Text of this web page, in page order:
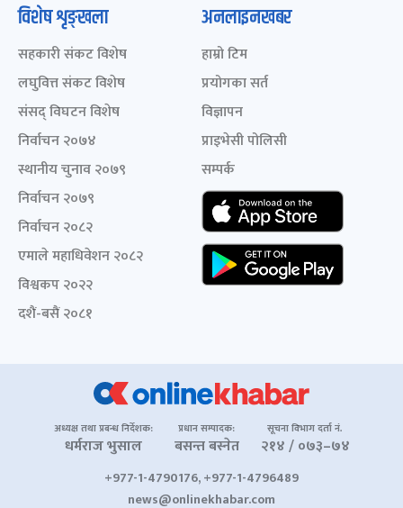
विशेष शृङ्खला
सहकारी संकट विशेष
लघुवित्त संकट विशेष
संसद् विघटन विशेष
निर्वाचन २०७४
स्थानीय चुनाव २०७९
निर्वाचन २०७९
निर्वाचन २०८२
एमाले महाधिवेशन २०८२
विश्वकप २०२२
दशैं-बसैं २०८१
अनलाइनखबर
हाम्रो टिम
प्रयोगका सर्त
विज्ञापन
प्राइभेसी पोलिसी
सम्पर्क
अध्यक्ष तथा प्रबन्ध निर्देशक:
धर्मराज भुसाल
प्रधान सम्पादक:
बसन्त बस्नेत
सूचना विभाग दर्ता नं.
२१४ / ०७३–७४
+977-1-4790176, +977-1-4796489
news@onlinekhabar.com